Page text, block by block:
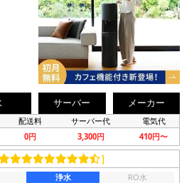
サーバー メーカー
配送料 サーバー代 電気代
0円 3,300円 410円〜
］
浄水
RO水